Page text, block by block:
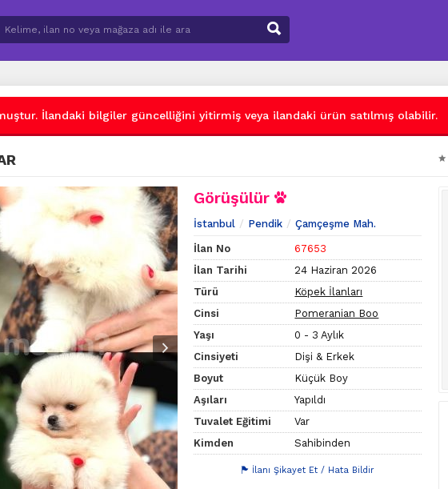
İlandaki bilgiler güncelliğini yitirmiş veya ilandaki ürün satılmış olabilir.
Görüşülür
İstanbul Pendik Çamçeşme Mah.
İlan No
67653
İlan Tarihi
24 Haziran 2026
Türü
Köpek İlanları
Cinsi
Pomeranian Boo
Yaşı
0 - 3 Aylık
Cinsiyeti
Dişi & Erkek
Boyut
Küçük Boy
Aşıları
Yapıldı
Tuvalet Eğitimi
Var
Kimden
Sahibinden
İlanı Şikayet Et / Hata Bildir